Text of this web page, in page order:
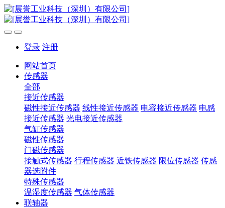
登录 注册
网站首页
传感器
全部
接近传感器
磁性接近传感器 线性接近传感器 电容接近传感器 电感
接近传感器 光电接近传感器
气缸传感器
磁性传感器
门磁传感器
接触式传感器 行程传感器 近铁传感器 限位传感器 传感
器选附件
特殊传感器
温湿度传感器 气体传感器
联轴器